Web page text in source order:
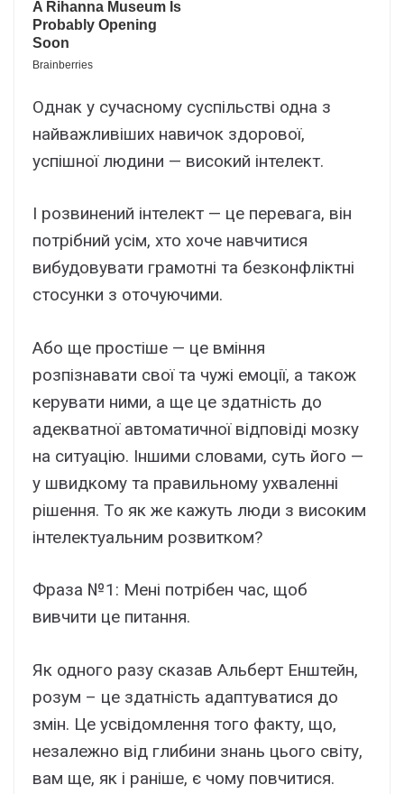
Однак у сучасному суспільстві одна з
найважливіших навичок здорової,
успішної людини — високий інтелект.
І розвинений інтелект — це перевага, він
потрібний усім, хто хоче навчитися
вибудовувати грамотні та безконфліктні
стосунки з оточуючими.
Або ще простіше — це вміння
розпізнавати свої та чужі емоції, а також
керувати ними, а ще це здатність до
адекватної автоматичної відповіді мозку
на ситуацію. Іншими словами, суть його —
у швидкому та правильному ухваленні
рішення. То як же кажуть люди з високим
інтелектуальним розвитком?
Фраза №1: Мені потрібен час, щоб
вивчити це питання.
Як одного разу сказав Альберт Енштейн,
розум – це здатність адаптуватися до
змін. Це усвідомлення того факту, що,
незалежно від глибини знань цього світу,
вам ще, як і раніше, є чому повчитися.